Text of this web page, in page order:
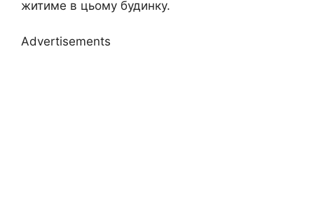
житиме в цьому будинку.
Advertisements